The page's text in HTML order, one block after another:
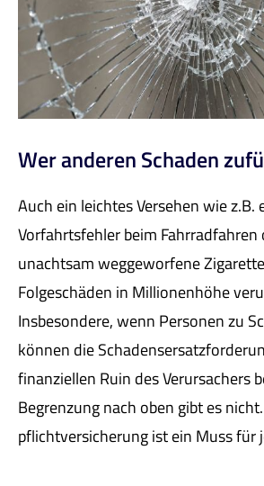
Wer anderen Schaden
Auch ein leichtes Versehen wie z.B.
Vorfahrtsfehler beim Fahrradfahren
unachtsam weggeworfene
Folgeschäden in Millionenhöhe
Insbesondere, wenn Per­sonen zu
können die
finanziellen Ruin des Verursachers
Begrenzung nach oben gibt es
pflichtversicherung ist ein Muss für